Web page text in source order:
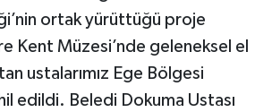
ortak yürüttüğü proje
Kent Müzesi’nde geleneksel el
ustalarımız Ege Bölgesi
edildi. Beledi Dokuma Ustası